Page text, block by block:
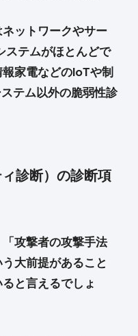
ットワークやサー
ステムがほとんどで
家電などのIoTや制
テム以外の脆弱性診
診断）の診断項
攻撃者の攻撃手法
大前提があること
と言えるでしょ